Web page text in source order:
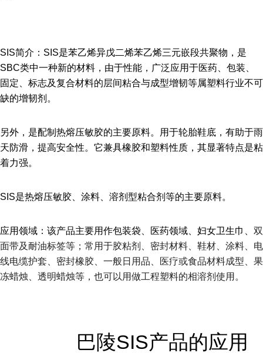
SIS简介： SIS是苯乙烯异戊二烯苯乙烯三元嵌段共聚物，是
SBC类中一种新的材料，由于性能，广泛应用于医药、包装、
固定、标志及复合材料的层间粘合与成型增韧等属塑料行业不可
缺的增韧剂。
另外，是配制热熔压敏胶的主要原料。用于轮胎鞋底，有助于雨
天防滑，提高安全性。它兼具橡胶和塑料性质，其显著特点是粘
着力强。
SIS是热熔压敏胶、涂料、溶剂型粘合剂等的主要原料。
应用领域：该产品主要用作包装袋、医药领域、妇女卫生巾、 双
面带及耐油标签等；常用于胶粘剂、密封材料、鞋材、涂料、电
线电缆护套、密封橡胶、一般日用品、医疗或食品材料成型、果
冻蜡烛、透明蜡烛等，也可以用做工程塑料的相溶剂使用。
巴陵SIS产品的应用